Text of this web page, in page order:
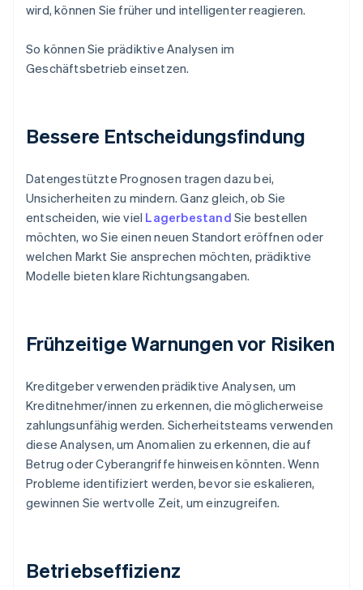
wird, können Sie früher und intelligenter reagieren.
So können Sie prädiktive Analysen im
Geschäftsbetrieb einsetzen.
Bessere Entscheidungsfindung
Datengestützte Prognosen tragen dazu bei,
Unsicherheiten zu mindern. Ganz gleich, ob Sie
entscheiden, wie viel Lagerbestand Sie bestellen
möchten, wo Sie einen neuen Standort eröffnen oder
welchen Markt Sie ansprechen möchten, prädiktive
Modelle bieten klare Richtungsangaben.
Frühzeitige Warnungen vor Risiken
Kreditgeber verwenden prädiktive Analysen, um
Kreditnehmer/innen zu erkennen, die möglicherweise
zahlungsunfähig werden. Sicherheitsteams verwenden
diese Analysen, um Anomalien zu erkennen, die auf
Betrug oder Cyberangriffe hinweisen könnten. Wenn
Probleme identifiziert werden, bevor sie eskalieren,
gewinnen Sie wertvolle Zeit, um einzugreifen.
Betriebseffizienz